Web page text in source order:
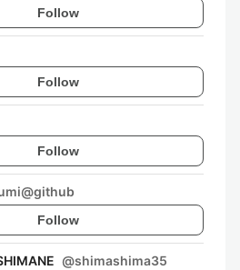
Follow
Follow
Follow
Follow
@shimashima35